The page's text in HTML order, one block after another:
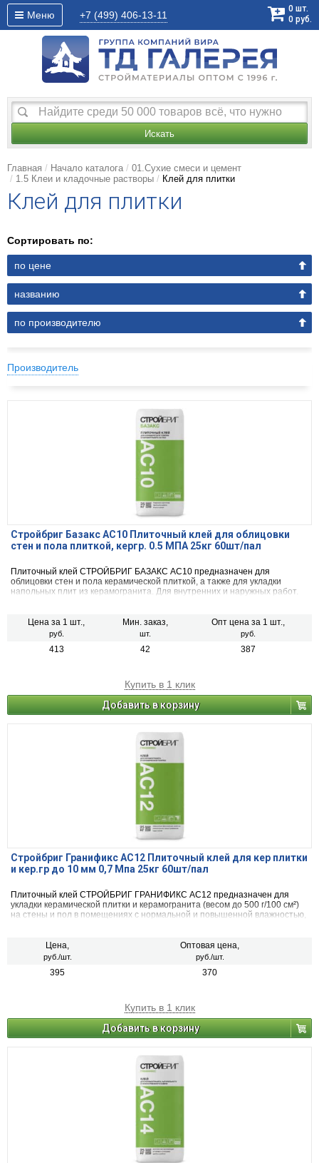
Меню +7 (499) 406-13-11
0 шт.
0 руб.
Искать
Главная Начало каталога
01.Сухие смеси и цемент
1.5 Клеи и кладочные растворы
Клей для плитки
Клей для плитки
Сортировать по:
по цене
названию
по производителю
Производитель
Стройбриг Базакс АС10 Плиточный клей для облицовки
стен и пола плиткой, кергр. 0.5 МПА 25кг 60шт/пал
Плиточный клей СТРОЙБРИГ БАЗАКС АС10 предназначен для
облицовки стен и пола керамической плиткой, а также для укладки
напольных плит из керамогранита. Для внутренних и наружных работ.
Цена за 1 шт.,
руб.
Мин. заказ,
шт.
Опт цена за 1 шт.,
руб.
413 42 387
Купить в 1 клик
Добавить в корзину
Стройбриг Гранификс АС12 Плиточный клей для кер плитки
и кер.гр до 10 мм 0,7 Мпа 25кг 60шт/пал
Плиточный клей СТРОЙБРИГ ГРАНИФИКС АС12 предназначен для
укладки керамической плитки и керамогранита (весом до 500 г/100 см²)
на стены и пол в помещениях с нормальной и повышенной влажностью,
газобетон). Для внутренних и наружных работ.
Цена,
руб./шт.
Оптовая цена,
руб./шт.
395 370
Купить в 1 клик
Добавить в корзину